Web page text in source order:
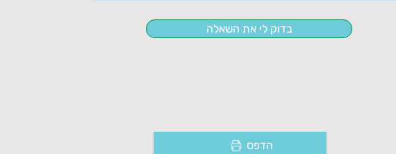
בדוק לי את השאלה
הדפס